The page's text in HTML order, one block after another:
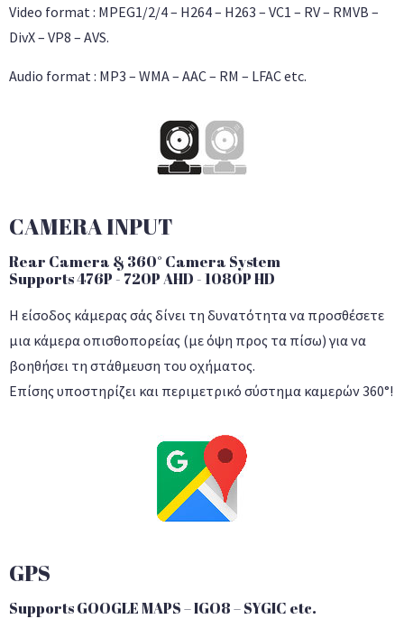
Video format : MPEG1/2/4 – H264 – H263 – VC1 – RV – RMVB –
DivX – VP8 – AVS.
Audio format : MP3 – WMA – AAC – RM – LFAC etc.
CAMERA INPUT
Rear Camera & 360° Camera System
Supports 476P - 720P AHD - 1080P HD
Η είσοδος κάμερας σάς δίνει τη δυνατότητα να προσθέσετε
μια κάμερα οπισθοπορείας (με όψη προς τα πίσω) για να
βοηθήσει τη στάθμευση του οχήματος.
Επίσης υποστηρίζει και περιμετρικό σύστημα καμερών 360°!
GPS
Supports GOOGLE MAPS – IGO8 – SYGIC etc.